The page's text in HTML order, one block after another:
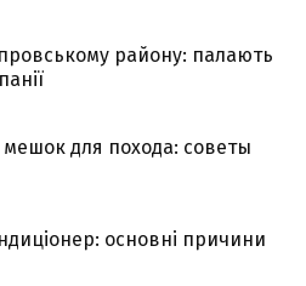
району: палають
для похода: советы
основні причини